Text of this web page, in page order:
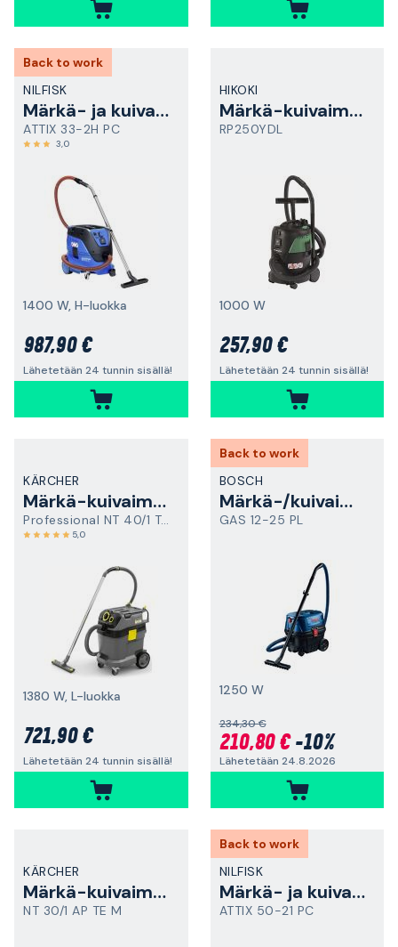
Back to work
NILFISK
Märkä- ja kuivaimuri
ATTIX 33-2H PC
3,0
1400 W, H-luokka
987,90 €
Lähetetään 24 tunnin sisällä!
HIKOKI
Märkä-kuivaimuri
RP250YDL
1000 W
257,90 €
Lähetetään 24 tunnin sisällä!
KÄRCHER
Märkä-kuivaimuri
Professional NT 40/1 Tact Te
5,0
1380 W, L-luokka
721,90 €
Lähetetään 24 tunnin sisällä!
Back to work
BOSCH
Märkä-/kuivaimuri
GAS 12-25 PL
1250 W
234,30 €
210,80 €-10%
Lähetetään 24.8.2026
KÄRCHER
Märkä-kuivaimuri
NT 30/1 AP TE M
Back to work
NILFISK
Märkä- ja kuivaimuri
ATTIX 50-21 PC